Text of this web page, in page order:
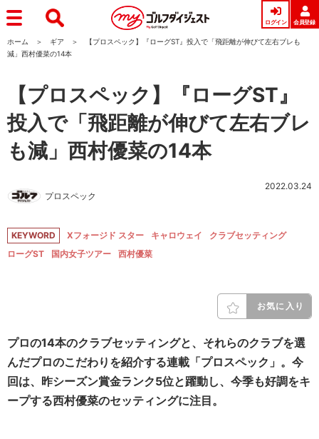
ログイン 会員登録
ホーム ギア
【プロスペック】『ローグST』投入で「飛距離が伸びて左右ブレも
減」西村優菜の14本
【プロスペック】『ローグST』
投入で「飛距離が伸びて左右ブレ
も減」西村優菜の14本
プロスペック
2022.03.24
KEYWORD Xフォージド スター キャロウェイ
クラブセッティング
ローグST
国内女子ツアー 西村優菜
お気に入り
プロの14本のクラブセッティングと、それらのクラブを選
んだプロのこだわりを紹介する連載「プロスペック」。今
回は、昨シーズン賞金ランク5位と躍動し、今季も好調をキ
ープする西村優菜のセッティングに注目。